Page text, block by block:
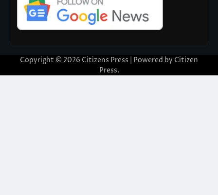
Copyright © 2026 Citizens Press | Powered by Citizen
Press.